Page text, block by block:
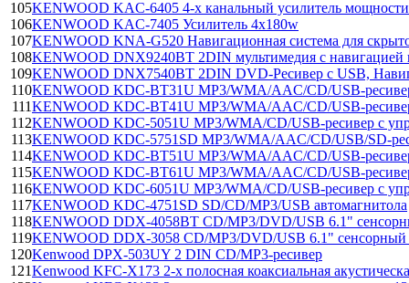
105KENWOOD KAC-6405 4-х канальный усилитель мощности
106KENWOOD KAC-7405 Усилитель 4х180w
107KENWOOD KNA-G520 Навигационная система для
108KENWOOD DNX9240BT 2DIN мультимедия с навигацией
109KENWOOD DNX7540BT 2DIN DVD-Ресивер с USB,
110KENWOOD KDC-BT31U MP3/WMA/AAC/CD/USB-
111KENWOOD KDC-BT41U MP3/WMA/AAC/CD/USB-
112KENWOOD KDC-5051U MP3/WMA/CD/USB-ресивер с
113KENWOOD KDC-5751SD MP3/WMA/AAC/CD/USB/SD-
114KENWOOD KDC-BT51U MP3/WMA/AAC/CD/USB-
115KENWOOD KDC-BT61U MP3/WMA/AAC/CD/USB-
116KENWOOD KDC-6051U MP3/WMA/CD/USB-ресивер с
117KENWOOD KDC-4751SD SD/CD/MP3/USB автомагнитола
118KENWOOD DDX-4058BT CD/MP3/DVD/USB 6.1"
119KENWOOD DDX-3058 CD/MP3/DVD/USB 6.1" сенсорный
120Kenwood DPX-503UY 2 DIN CD/MP3-ресивер
121Kenwood KFC-X173 2-х полосная коаксиальная